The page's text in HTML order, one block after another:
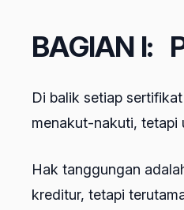
BAGIAN I:
Di balik setiap
menakut-nakuti, tetapi
Hak tanggungan
kreditur, tetapi